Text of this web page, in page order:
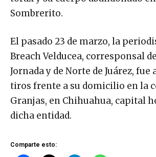
Sombrerito.
El pasado 23 de marzo, la
Breach Velducea, corresponsal
Jornada y de Norte de Juárez, fue
tiros frente a su domicilio en la
Granjas, en Chihuahua, capital
dicha entidad.
Comparte esto: